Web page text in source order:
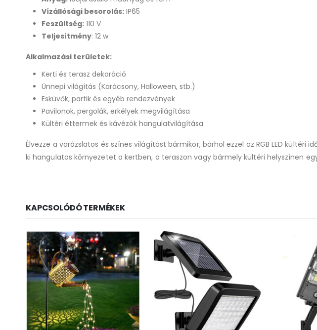
Vízállósági besorolás: IP65
Feszültség: 110 V
Teljesítmény: 12 w
Alkalmazási területek:
Kerti és terasz dekoráció
Ünnepi világítás (Karácsony, Halloween, stb.)
Esküvők, partik és egyéb rendezvények
Pavilonok, pergolák, erkélyek megvilágítása
Kültéri éttermek és kávézók hangulatvilágítása
Élvezze a varázslatos és színes világítást bármikor, bárhol ezzel az RGB LED kültéri
ki hangulatos környezetet a kertben, a teraszon vagy bármely kültéri helyszínen
KAPCSOLÓDÓ TERMÉKEK